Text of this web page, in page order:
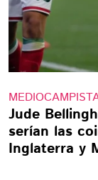
Jude
serían las
Inglaterra y